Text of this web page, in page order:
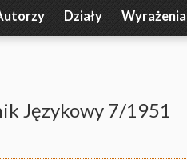
Działy Wyrażenia
Językowy 7/1951